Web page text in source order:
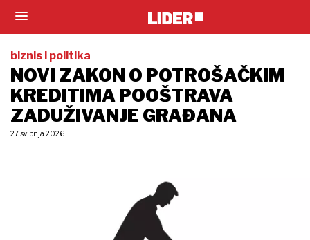
biznis i politika
NOVI ZAKON O POTROŠAČKIM
KREDITIMA POOŠTRAVA
ZADUŽIVANJE GRAĐANA
27. svibnja 2026.